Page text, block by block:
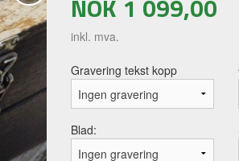
NOK 1 099,00
inkl. mva.
Gravering tekst kopp
Blad: